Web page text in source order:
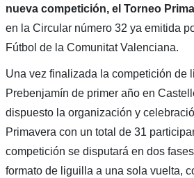
nueva competición, el Torneo
en la Circular número 32 ya emitida
Fútbol de la Comunitat Valenciana.
Una vez finalizada la competición de
Prebenjamín de primer año en
dispuesto la organización y
Primavera con un total de 31
competición se disputará en dos
formato de liguilla a una sola vuelta,